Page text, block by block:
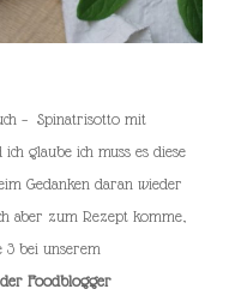
– Spinatrisotto mit
glaube ich muss es diese
Gedanken daran wieder
aber zum Rezept komme,
3 bei unserem
der Foodblogger